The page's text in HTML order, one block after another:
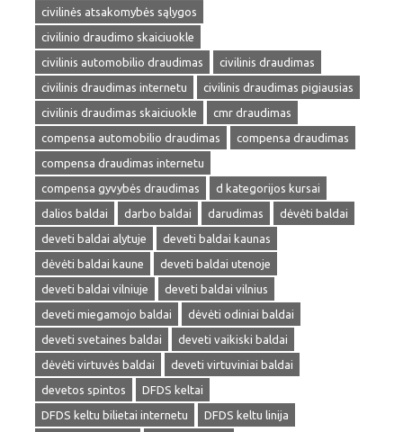
civilinės atsakomybės sąlygos
civilinio draudimo skaiciuokle
civilinis automobilio draudimas
civilinis draudimas
civilinis draudimas internetu
civilinis draudimas pigiausias
civilinis draudimas skaiciuokle
cmr draudimas
compensa automobilio draudimas
compensa draudimas
compensa draudimas internetu
compensa gyvybės draudimas
d kategorijos kursai
dalios baldai
darbo baldai darudimas
dėvėti baldai
deveti baldai alytuje
deveti baldai kaunas
dėvėti baldai kaune
deveti baldai utenoje
deveti baldai vilniuje
deveti baldai vilnius
deveti miegamojo baldai
dėvėti odiniai baldai
deveti svetaines baldai
deveti vaikiski baldai
dėvėti virtuvės baldai
deveti virtuviniai baldai
devetos spintos
DFDS keltai
DFDS keltu bilietai internetu
DFDS keltu linija